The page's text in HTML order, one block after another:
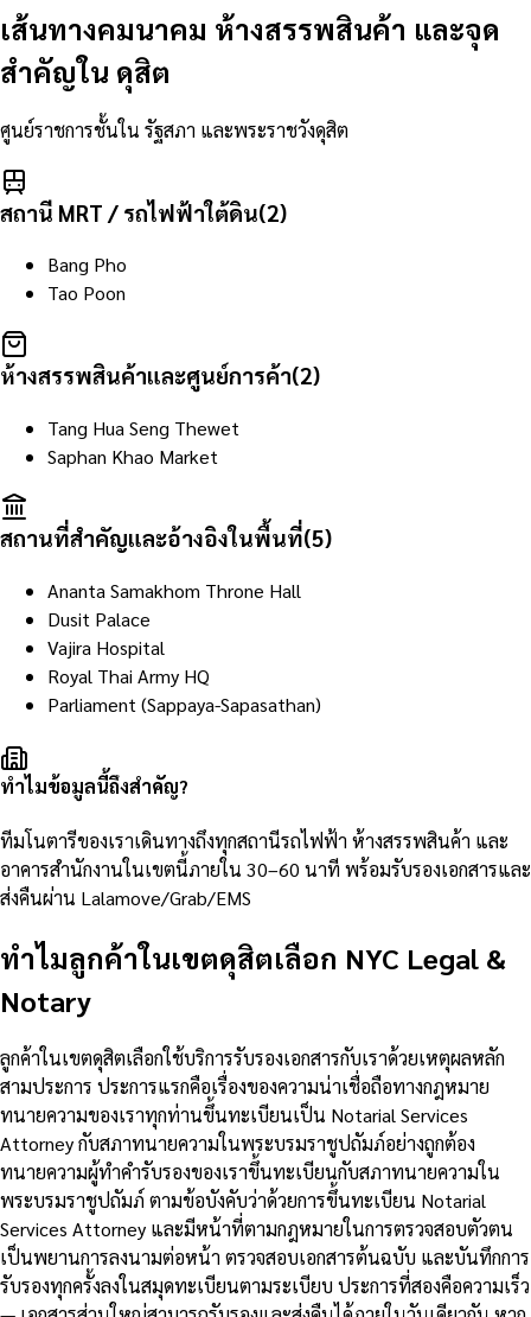
เส้นทางคมนาคม ห้างสรรพสินค้า และจุด
สำคัญใน ดุสิต
ศูนย์ราชการชั้นใน รัฐสภา และพระราชวังดุสิต
สถานี MRT / รถไฟฟ้าใต้ดิน(2)
Bang Pho
Tao Poon
ห้างสรรพสินค้าและศูนย์การค้า(2)
Tang Hua Seng Thewet
Saphan Khao Market
สถานที่สำคัญและอ้างอิงในพื้นที่(5)
Ananta Samakhom Throne Hall
Dusit Palace
Vajira Hospital
Royal Thai Army HQ
Parliament (Sappaya-Sapasathan)
ทำไมข้อมูลนี้ถึงสำคัญ?
ทีมโนตารีของเราเดินทางถึงทุกสถานีรถไฟฟ้า ห้างสรรพสินค้า และ
อาคารสำนักงานในเขตนี้ภายใน 30–60 นาที พร้อมรับรองเอกสารและ
ส่งคืนผ่าน Lalamove/Grab/EMS
ทำไมลูกค้าในเขตดุสิตเลือก NYC Legal &
Notary
ลูกค้าในเขตดุสิตเลือกใช้บริการรับรองเอกสารกับเราด้วยเหตุผลหลัก
สามประการ ประการแรกคือเรื่องของความน่าเชื่อถือทางกฎหมาย
ทนายความของเราทุกท่านขึ้นทะเบียนเป็น Notarial Services
Attorney กับสภาทนายความในพระบรมราชูปถัมภ์อย่างถูกต้อง
ทนายความผู้ทำคำรับรองของเราขึ้นทะเบียนกับสภาทนายความใน
พระบรมราชูปถัมภ์ ตามข้อบังคับว่าด้วยการขึ้นทะเบียน Notarial
Services Attorney และมีหน้าที่ตามกฎหมายในการตรวจสอบตัวตน
เป็นพยานการลงนามต่อหน้า ตรวจสอบเอกสารต้นฉบับ และบันทึกการ
รับรองทุกครั้งลงในสมุดทะเบียนตามระเบียบ ประการที่สองคือความเร็ว